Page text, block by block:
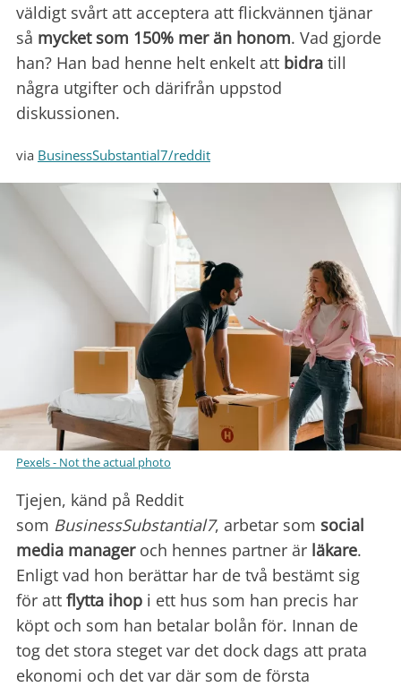
väldigt svårt att acceptera att flickvännen tjänar
så mycket som 150% mer än honom. Vad gjorde
han? Han bad henne helt enkelt att bidra till
några utgifter och därifrån uppstod
diskussionen.
via BusinessSubstantial7/reddit
Pexels - Not the actual photo
Tjejen, känd på Reddit
som BusinessSubstantial7, arbetar som social
media manageroch hennes partner är läkare.
Enligt vad hon berättar har de två bestämt sig
för att flytta ihop i ett hus som han precis har
köpt och som han betalar bolån för. Innan de
tog det stora steget var det dock dags att prata
ekonomi och det var där som de första